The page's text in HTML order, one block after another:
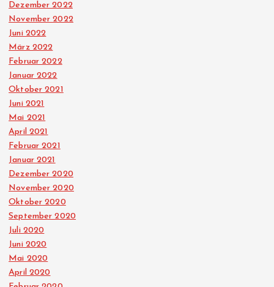
Dezember 2022
November 2022
Juni 2022
März 2022
Februar 2022
Januar 2022
Oktober 2021
Juni 2021
Mai 2021
April 2021
Februar 2021
Januar 2021
Dezember 2020
November 2020
Oktober 2020
September 2020
Juli 2020
Juni 2020
Mai 2020
April 2020